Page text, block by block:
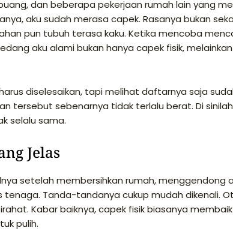
dan beberapa pekerjaan rumah lain yang
aku sudah merasa capek. Rasanya bukan
pun tubuh terasa kaku. Ketika mencoba
aku alami bukan hanya capek fisik,
diselesaikan, tapi melihat daftarnya saja
tersebut sebenarnya tidak terlalu berat. Di
selalu sama.
Jelas
setelah membersihkan rumah, menggendong
Tanda-tandanya cukup mudah dikenali.
Kabar baiknya, capek fisik biasanya
pulih.